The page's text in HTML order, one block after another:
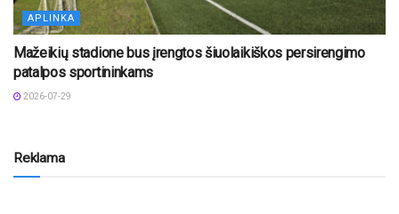
APLINKA
Mažeikių stadione bus įrengtos šiuolaikiškos persirengimo
patalpos sportininkams
2026-07-29
Reklama